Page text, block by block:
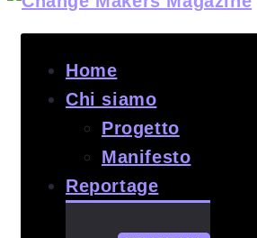
Home
Chi siamo
Progetto
Manifesto
Reportage